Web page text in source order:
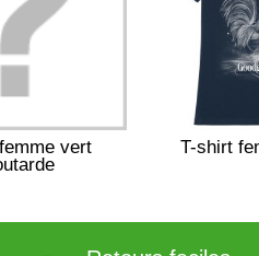
vert
T-shirt